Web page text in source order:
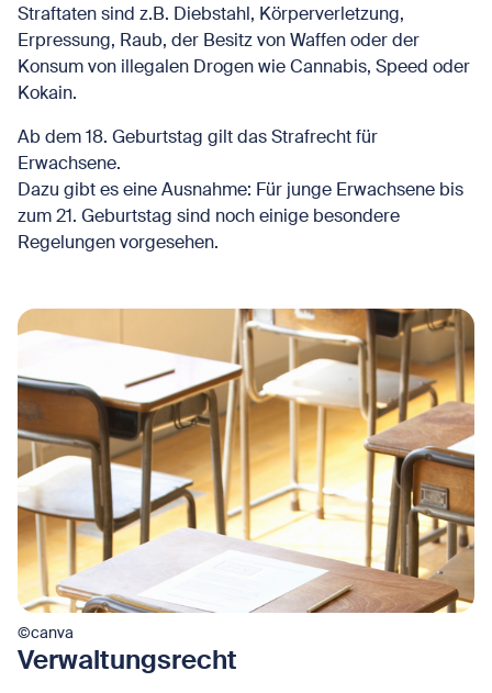
Straftaten sind z.B. Diebstahl, Körperverletzung,
Erpressung, Raub, der Besitz von Waffen oder der
Konsum von illegalen Drogen wie Cannabis, Speed oder
Kokain.
Ab dem 18. Geburtstag gilt das Strafrecht für
Erwachsene.
Dazu gibt es eine Ausnahme: Für junge Erwachsene bis
zum 21. Geburtstag sind noch einige besondere
Regelungen vorgesehen.
©canva
Verwaltungsrecht